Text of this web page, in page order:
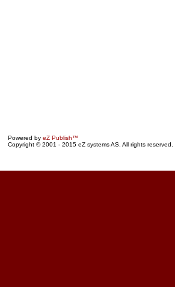
Powered by eZ Publish™
Copyright © 2001 - 2015 eZ systems AS. All rights reserved.